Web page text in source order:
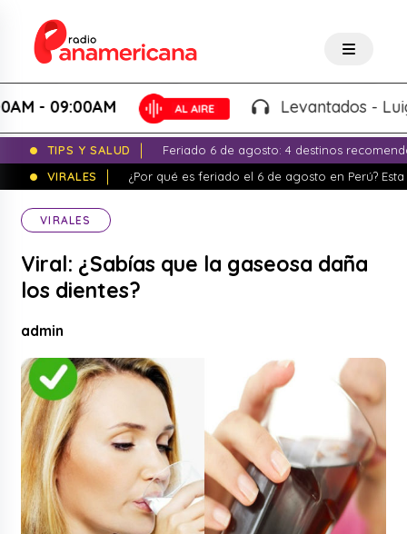
09:00AM Levantados - Luigui
TIPS Y SALUD
Feriado 6 de agosto: 4 destinos
VIRALES
¿Por qué es feriado el 6 de agosto en Perú?
VIRALES
Viral: ¿Sabías que la gaseosa daña
los dientes?
admin